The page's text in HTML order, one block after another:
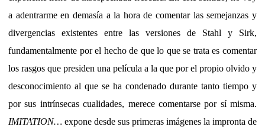
a adentrarme en demasía a la hora de comentar las semejanzas y
divergencias existentes entre las versiones de Stahl y Sirk,
fundamentalmente por el hecho de que lo que se trata es comentar
los rasgos que presiden una película a la que por el propio olvido y
desconocimiento al que se ha condenado durante tanto tiempo y
por sus intrínsecas cualidades, merece comentarse por sí misma.
IMITATION… expone desde sus primeras imágenes la impronta de